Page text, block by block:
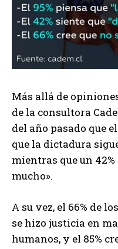
Más allá de
de la consultora
del año pasado que
que la dictadura
mientras que un
mucho».
A su vez, el 66% de
se hizo justicia en
humanos, y el 85%